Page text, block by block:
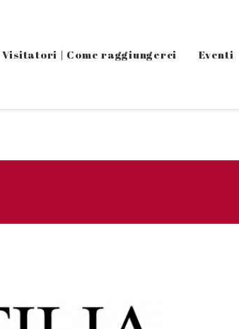
Visitatori | Come raggiungerci Eventi